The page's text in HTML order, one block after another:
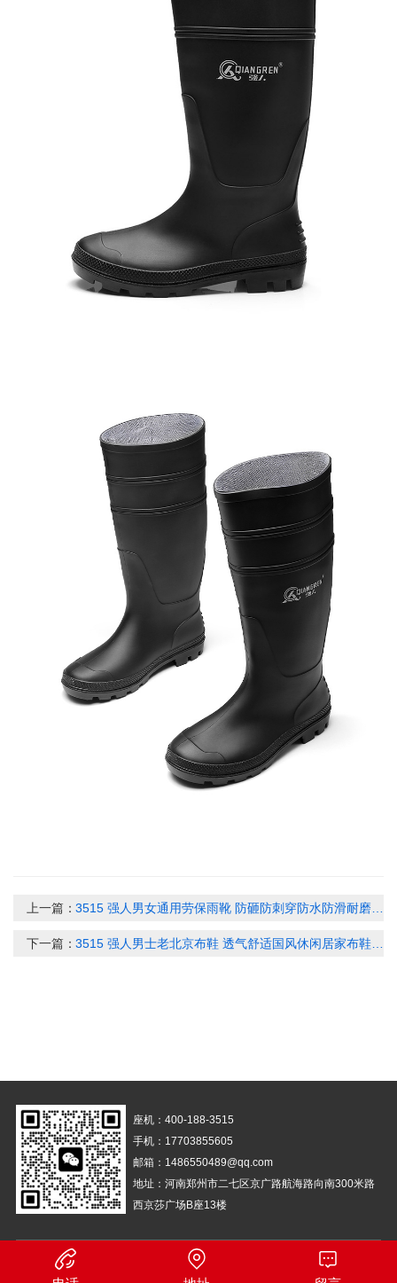
上一篇：
下一篇：
座机：400-188-3515
手机：17703855605
邮箱：1486550489@qq.com
地址：河南郑州市二七区京广路航海路向南300米路
西京莎广场B座13楼
备案号： 豫ICP备14029661号-1
营业执照